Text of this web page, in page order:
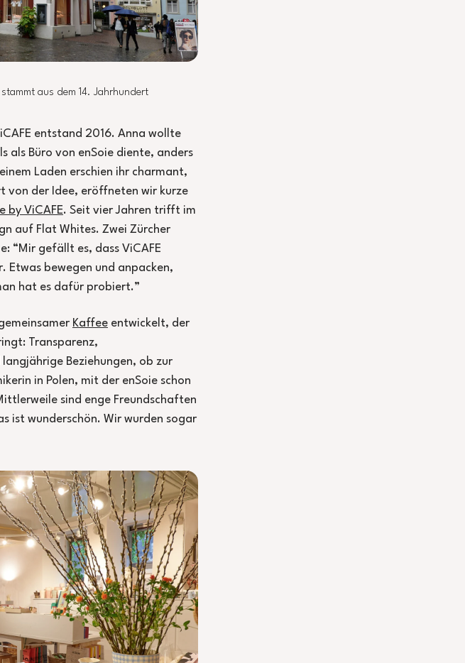
aus dem 14. Jahrhundert
entstand 2016. Anna wollte
als Büro von enSoie diente, anders
Laden erschien ihr charmant,
von der Idee, eröffneten wir kurze
by ViCAFE. Seit vier Jahren trifft im
auf Flat Whites. Zwei Zürcher
“Mir gefällt es, dass ViCAFE
bewegen und anpacken,
hat es dafür probiert.”
Kaffee entwickelt, der
Transparenz,
Beziehungen, ob zur
in Polen, mit der enSoie schon
sind enge Freundschaften
ist wunderschön. Wir wurden sogar